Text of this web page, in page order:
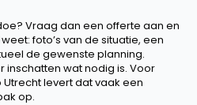
Vraag dan een offerte aan en
foto’s van de situatie, een
de gewenste planning.
inschatten wat nodig is. Voor
levert dat vaak een
op.